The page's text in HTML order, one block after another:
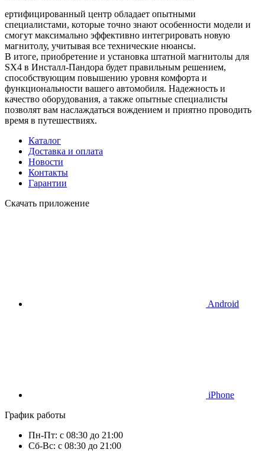
ертифицированный центр обладает опытными
специалистами, которые точно знают особенности модели и
смогут максимально эффективно интегрировать новую
магнитолу, учитывая все технические нюансы.
В итоге, приобретение и установка штатной магнитолы для
SX4 в Инсталл-Пандора будет правильным решением,
способствующим повышению уровня комфорта и
функциональности вашего автомобиля. Надежность и
качество оборудования, а также опытные специалисты
позволят вам наслаждаться вождением и приятно проводить
время в путешествиях.
Каталог
Доставка и оплата
Новости
Контакты
Гарантии
Скачать приложение
Android
iPhone
График работы
Пн-Пт: с 08:30 до 21:00
Сб-Вс: с 08:30 до 21:00